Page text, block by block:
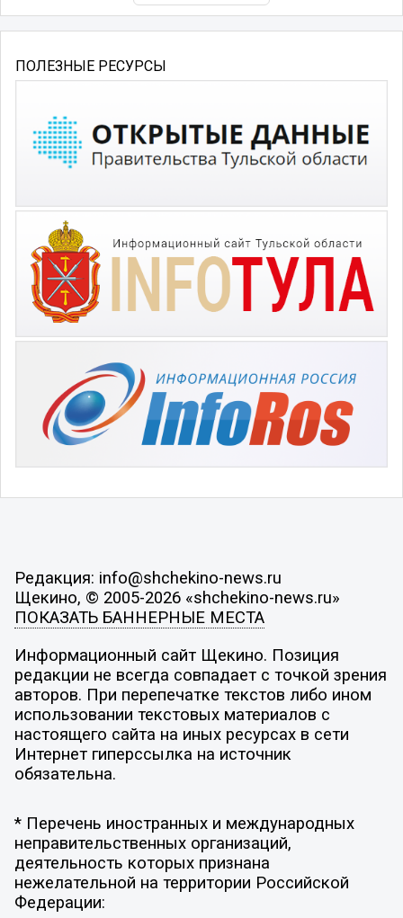
ПОЛЕЗНЫЕ РЕСУРСЫ
Редакция: info@shchekino-news.ru
Щекино, © 2005-2026 «shchekino-news.ru»
ПОКАЗАТЬ БАННЕРНЫЕ МЕСТА
Информационный сайт Щекино. Позиция
редакции не всегда совпадает с точкой зрения
авторов. При перепечатке текстов либо ином
использовании текстовых материалов с
настоящего сайта на иных ресурсах в сети
Интернет гиперссылка на источник
обязательна.
* Перечень иностранных и международных
неправительственных организаций,
деятельность которых признана
нежелательной на территории Российской
Федерации: